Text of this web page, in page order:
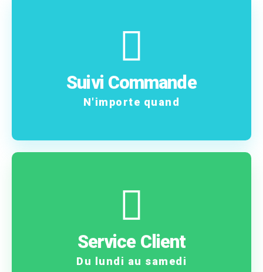
Suivi Commande
N'importe quand
Suivez pas à pas votre
commande !
Service Client
Du lundi au samedi
Une question ? Un
problème ?